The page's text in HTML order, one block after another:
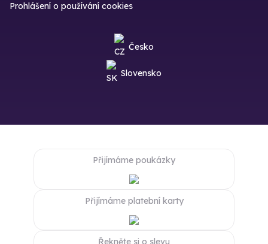
Prohlášení o používání cookies
Česko
Slovensko
Přijímáme poukázky
Přijímáme platební karty
Řekněte si o slevu